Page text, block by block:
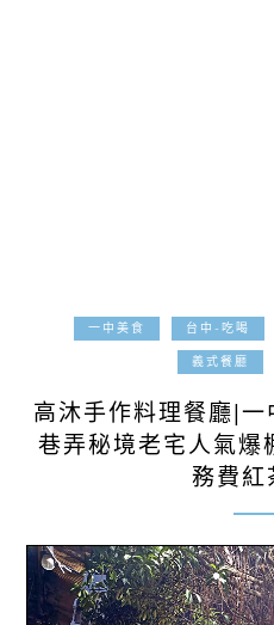
一中美食 台中-吃喝
義式餐廳
高沐手作料理餐廳|
巷弄秘境老宅人氣爆
務費紅